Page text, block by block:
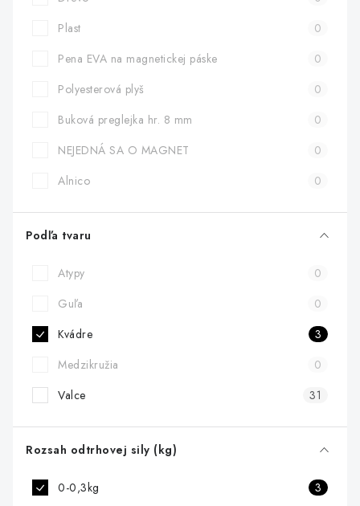
Plast
0
Pena EVA na magnetickej páske
0
Polyesterová plyš
0
Buková preglejka hr. 8 mm
0
NEJEDNÁ SA O MAGNET
0
Alnico
0
Podľa tvaru
Atypy
0
Guľa
0
Kvádre
3
Medzikružia
0
Valce
31
Rozsah odtrhovej sily (kg)
0-0,3kg
3